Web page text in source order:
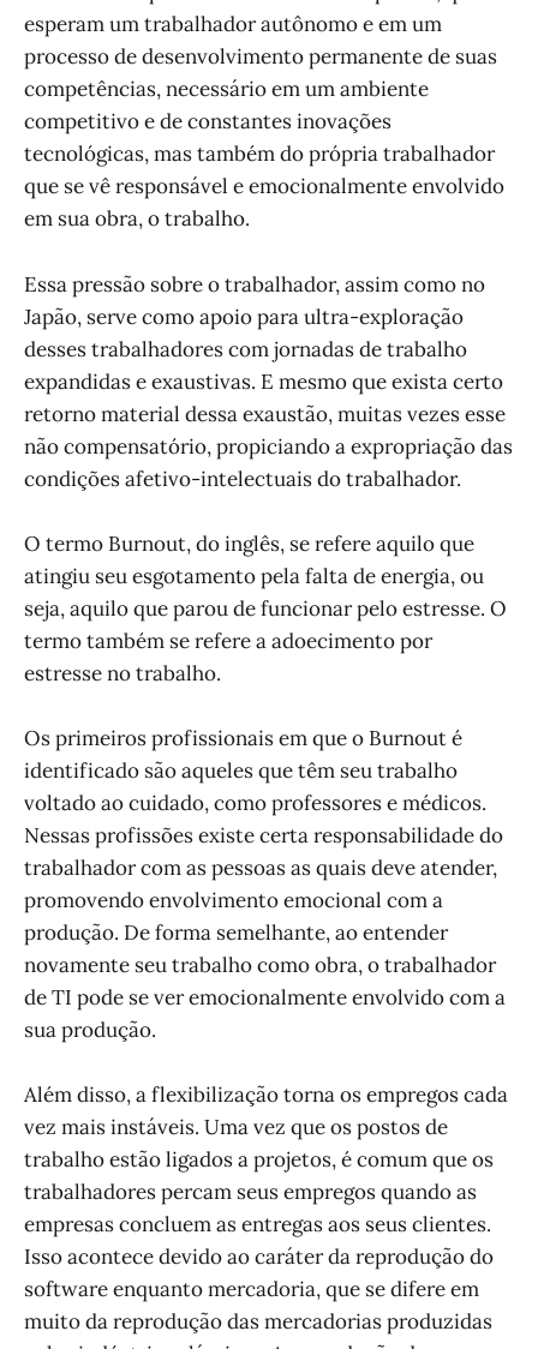
esperam um trabalhador autônomo e em um
processo de desenvolvimento permanente de suas
competências, necessário em um ambiente
competitivo e de constantes inovações
tecnológicas, mas também do própria trabalhador
que se vê responsável e emocionalmente envolvido
em sua obra, o trabalho.
Essa pressão sobre o trabalhador, assim como no
Japão, serve como apoio para ultra-exploração
desses trabalhadores com jornadas de trabalho
expandidas e exaustivas. E mesmo que exista certo
retorno material dessa exaustão, muitas vezes esse
não compensatório, propiciando a expropriação das
condições afetivo-intelectuais do trabalhador.
O termo Burnout, do inglês, se refere aquilo que
atingiu seu esgotamento pela falta de energia, ou
seja, aquilo que parou de funcionar pelo estresse. O
termo também se refere a adoecimento por
estresse no trabalho.
Os primeiros profissionais em que o Burnout é
identificado são aqueles que têm seu trabalho
voltado ao cuidado, como professores e médicos.
Nessas profissões existe certa responsabilidade do
trabalhador com as pessoas as quais deve atender,
promovendo envolvimento emocional com a
produção. De forma semelhante, ao entender
novamente seu trabalho como obra, o trabalhador
de TI pode se ver emocionalmente envolvido com a
sua produção.
Além disso, a flexibilização torna os empregos cada
vez mais instáveis. Uma vez que os postos de
trabalho estão ligados a projetos, é comum que os
trabalhadores percam seus empregos quando as
empresas concluem as entregas aos seus clientes.
Isso acontece devido ao caráter da reprodução do
software enquanto mercadoria, que se difere em
muito da reprodução das mercadorias produzidas